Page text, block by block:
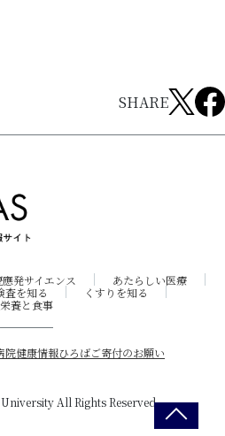
SHARE
應発サイエンス
あたらしい医療
査を知る
くすりを知る
栄養と食事
院健康情報ひろばご寄付のお願い
All Rights Reserved.